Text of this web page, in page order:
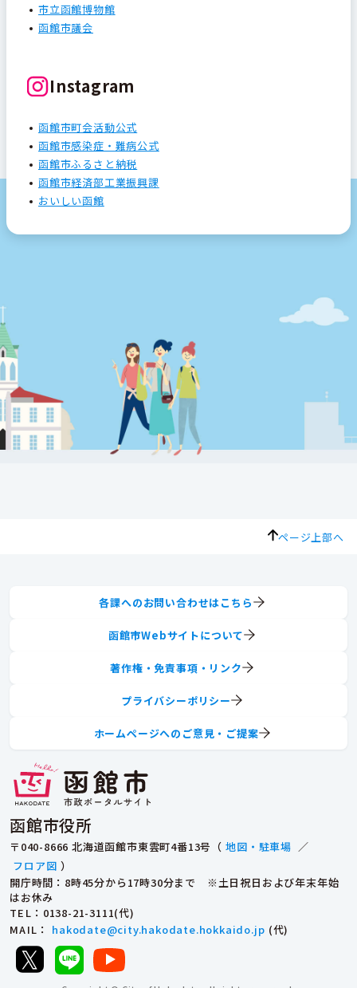
市立函館博物館
函館市議会
Instagram
函館市町会活動公式
函館市感染症・難病公式
函館市ふるさと納税
函館市経済部工業振興課
おいしい函館
ページ上部へ
函館市役所
〒040-8666 北海道函館市東雲町4番13号（ 地図・駐車場 ／
フロア図 ）
開庁時間：8時45分から17時30分まで ※土日祝日および年末年始
はお休み
TEL ：0138-21-3111(代)
MAIL ： hakodate@city.hakodate.hokkaido.jp (代)
各課へのお問い合わせはこちら
函館市Webサイトについて
著作権・免責事項・リンク
プライバシーポリシー
ホームページへのご意見・ご提案